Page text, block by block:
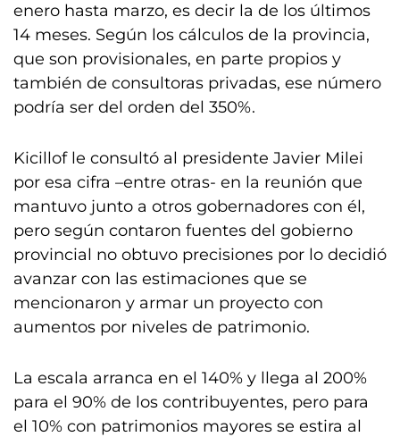
enero hasta marzo, es decir la de los últimos
14 meses. Según los cálculos de la provincia,
que son provisionales, en parte propios y
también de consultoras privadas, ese número
podría ser del orden del 350%.
Kicillof le consultó al presidente Javier Milei
por esa cifra –entre otras- en la reunión que
mantuvo junto a otros gobernadores con él,
pero según contaron fuentes del gobierno
provincial no obtuvo precisiones por lo decidió
avanzar con las estimaciones que se
mencionaron y armar un proyecto con
aumentos por niveles de patrimonio.
La escala arranca en el 140% y llega al 200%
para el 90% de los contribuyentes, pero para
el 10% con patrimonios mayores se estira al